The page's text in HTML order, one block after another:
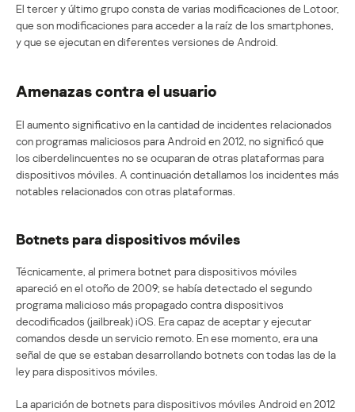
El tercer y último grupo consta de varias modificaciones de Lotoor,
que son modificaciones para acceder a la raíz de los smartphones,
y que se ejecutan en diferentes versiones de Android.
Amenazas contra el usuario
El aumento significativo en la cantidad de incidentes relacionados
con programas maliciosos para Android en 2012, no significó que
los ciberdelincuentes no se ocuparan de otras plataformas para
dispositivos móviles. A continuación detallamos los incidentes más
notables relacionados con otras plataformas.
Botnets para dispositivos móviles
Técnicamente, al primera botnet para dispositivos móviles
apareció en el otoño de 2009; se había detectado el segundo
programa malicioso más propagado contra dispositivos
decodificados (jailbreak) iOS. Era capaz de aceptar y ejecutar
comandos desde un servicio remoto. En ese momento, era una
señal de que se estaban desarrollando botnets con todas las de la
ley para dispositivos móviles.
La aparición de botnets para dispositivos móviles Android en 2012